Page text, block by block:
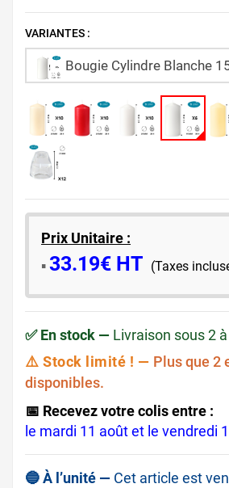
VARIANTES :
Bougie Cylindre Blanche 150 x Ø 70 mm -
Prix Unitaire :
​▪️​33.19€ HT (Taxes
✅ En stock — Livraison sous 2
⚠️ Stock limité ! — Plus que 2
disponibles.
📅 Recevez votre colis entre :
le mardi 11 août et le vendredi
🔵 À l’unité — Cet article est